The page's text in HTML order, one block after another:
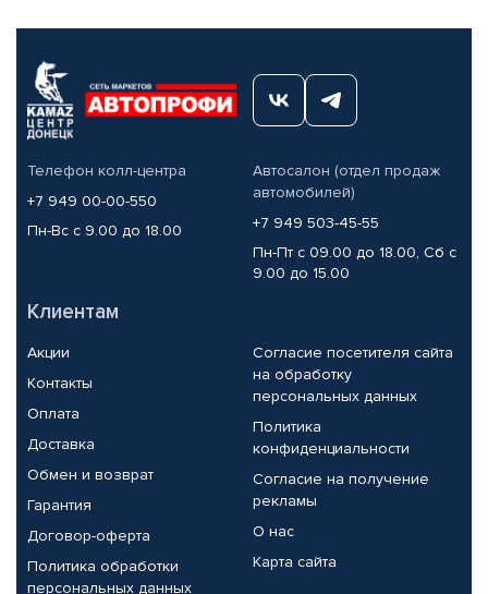
Телефон колл-центра
+7 949 00-00-550
Пн-Вс с 9.00 до 18.00
Автосалон (отдел продаж
автомобилей)
+7 949 503-45-55
Пн-Пт с 09.00 до 18.00, Сб с
9.00 до 15.00
Клиентам
Акции
Контакты
Оплата
Доставка
Обмен и возврат
Гарантия
Договор-оферта
Политика обработки
персональных данных
Согласие посетителя сайта
на обработку
персональных данных
Политика
конфиденциальности
Согласие на получение
рекламы
О нас
Карта сайта